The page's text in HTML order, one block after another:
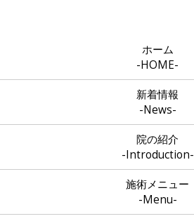
ホーム
-HOME-
新着情報
-News-
院の紹介
-Introduction-
施術メニュー
-Menu-